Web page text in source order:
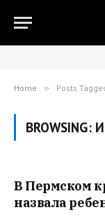
Home » Posts
BROWSING:
В Пермском
назвала